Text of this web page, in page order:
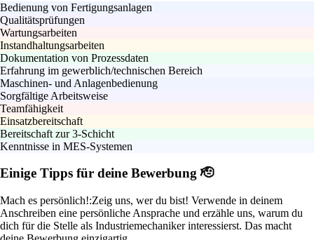
Bedienung von Fertigungsanlagen
Qualitätsprüfungen
Wartungsarbeiten
Instandhaltungsarbeiten
Dokumentation von Prozessdaten
Erfahrung im gewerblich/technischen Bereich
Maschinen- und Anlagenbedienung
Sorgfältige Arbeitsweise
Teamfähigkeit
Einsatzbereitschaft
Bereitschaft zur 3-Schicht
Kenntnisse in MES-Systemen
Einige Tipps für deine Bewerbung 🫡
Mach es persönlich!:Zeig uns, wer du bist! Verwende in deinem
Anschreiben eine persönliche Ansprache und erzähle uns, warum du
dich für die Stelle als Industriemechaniker interessierst. Das macht